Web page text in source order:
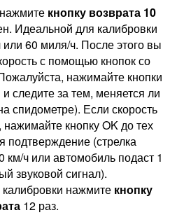
кнопку возврата 10
Идеальной для калибровки
или 60 миля/ч. После этого вы
с помощью кнопок со
нажимайте кнопки
следите за тем, меняется ли
спидометре). Если скорость
кнопку OK до тех
подтверждение (стрелка
км/ч или автомобиль подаст 1
звуковой сигнал).
нажмите кнопку
12 раз.